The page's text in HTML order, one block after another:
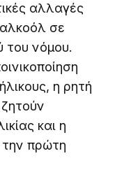
αλλαγές
σε
του νόμου.
η ρητή
και η
πρώτη